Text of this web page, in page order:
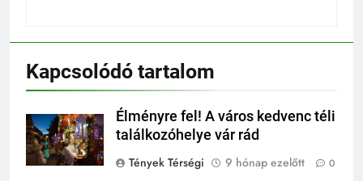
Kapcsolódó tartalom
Élményre fel! A város kedvenc téli
találkozóhelye vár rád
Tények Térségi
9 hónap ezelőtt 0